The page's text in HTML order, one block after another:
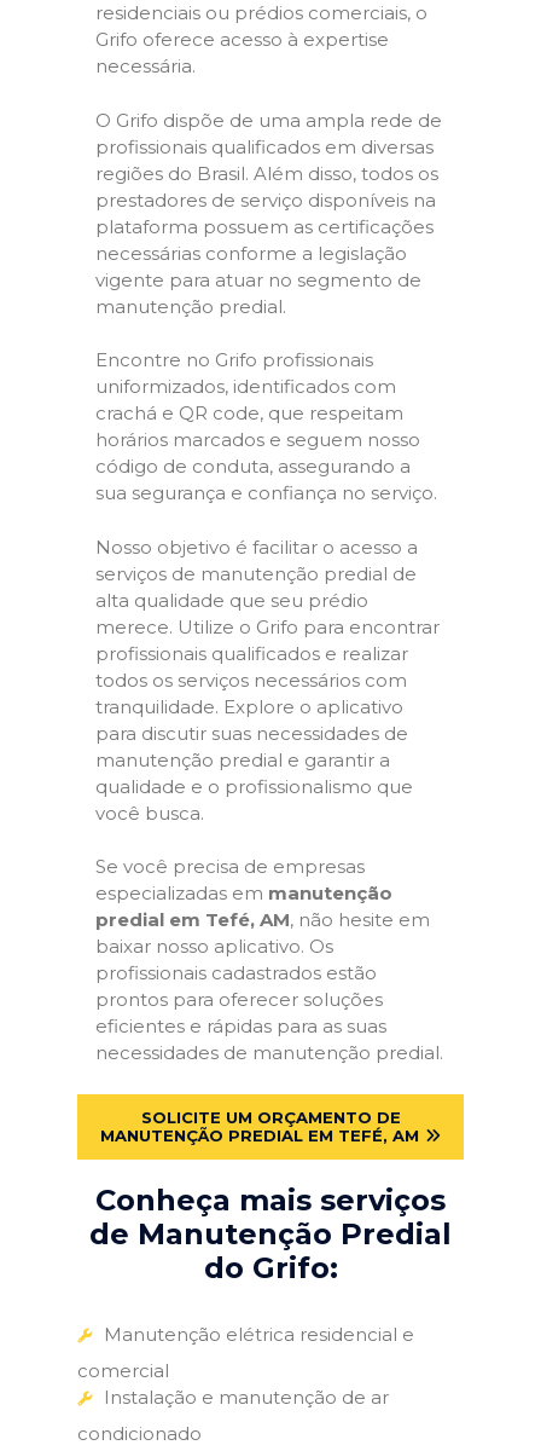
residenciais ou prédios comerciais, o
Grifo oferece acesso à expertise
necessária.
O Grifo dispõe de uma ampla rede de
profissionais qualificados em diversas
regiões do Brasil. Além disso, todos os
prestadores de serviço disponíveis na
plataforma possuem as certificações
necessárias conforme a legislação
vigente para atuar no segmento de
manutenção predial.
Encontre no Grifo profissionais
uniformizados, identificados com
crachá e QR code, que respeitam
horários marcados e seguem nosso
código de conduta, assegurando a
sua segurança e confiança no serviço.
Nosso objetivo é facilitar o acesso a
serviços de manutenção predial de
alta qualidade que seu prédio
merece. Utilize o Grifo para encontrar
profissionais qualificados e realizar
todos os serviços necessários com
tranquilidade. Explore o aplicativo
para discutir suas necessidades de
manutenção predial e garantir a
qualidade e o profissionalismo que
você busca.
Se você precisa de empresas
especializadas em manutenção
predial em Tefé, AM, não hesite em
baixar nosso aplicativo. Os
profissionais cadastrados estão
prontos para oferecer soluções
eficientes e rápidas para as suas
necessidades de manutenção predial.
SOLICITE UM ORÇAMENTO DE
MANUTENÇÃO PREDIAL EM TEFÉ, AM
Conheça mais serviços
de Manutenção Predial
do Grifo:
Manutenção elétrica residencial e
comercial
Instalação e manutenção de ar
condicionado